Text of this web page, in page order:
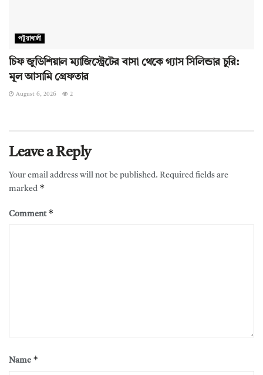
পটুয়াখালী
চিফ জুডিশিয়াল ম্যাজিস্ট্রেটের বাসা থেকে গ্যাস সিলিন্ডার চুরি:
মূল আসামি গ্রেফতার
August 6, 2026 2
Leave a Reply
Your email address will not be published. Required fields are
marked *
Comment *
Name *